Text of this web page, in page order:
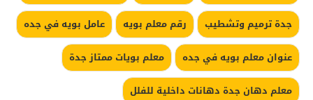
جدة ترميم وتشطيب
رقم معلم بويه
عامل بويه في جده
عنوان معلم بويه في جده
معلم بويات ممتاز جدة
معلم دهان جدة دهانات داخلية للفلل